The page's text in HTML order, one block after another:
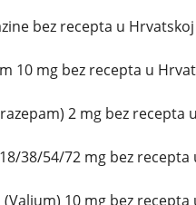
bez recepta u
10 mg bez recepta u
2 mg bez recepta
38/54/72 mg bez recepta
10 mg bez